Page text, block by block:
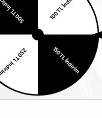
Similar Items